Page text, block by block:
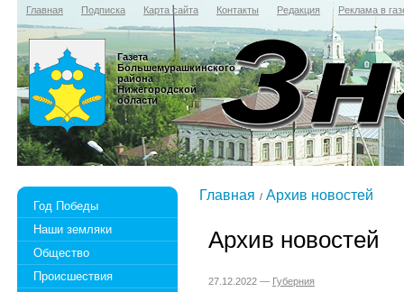
Главная Подписка Карта сайта Контакты Редакция Реклама в
Газета
Большемурашкинского
района
Нижегородской
области
Год Победы
Наши земляки
Общество
Происшествия
Главная Архив новостей
Архив новостей
27.12.2022 — Губерния